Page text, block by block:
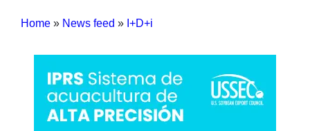
Home » News feed » I+D+i